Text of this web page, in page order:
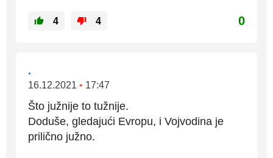
4 4 0
.
16.12.2021 • 17:47
Što južnije to tužnije.
Doduše, gledajući Evropu, i Vojvodina je
prilično južno.